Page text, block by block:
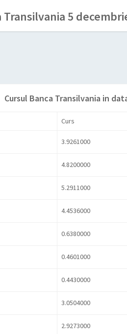
Transilvania 5
Cursul Banca Transilvania in
Curs
3.9261000
4.8200000
5.2911000
4.4536000
0.6380000
0.4601000
0.4430000
3.0504000
2.9273000